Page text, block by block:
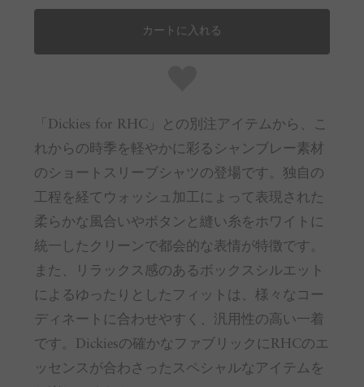
カートに入れる
「Dickies for RHC」との別注アイテムから、こ
れからの時季を軽やかに彩るシャンブレー素材
のショートスリーブシャツの登場です。独自の
工程を経てウォッシュ加工にょって表現された
柔らかな風合いやボタンと縫い糸をホワイトに
統一したクリーンで都会的な表情が特徴です。
また、リラックス感のあるボックスシルエット
によるゆったりとしたフィットは、様々なコー
ディネートに合わせやすく、汎用性の高い一着
です。Dickiesの確かなファブリックにRHCのエ
ッセンスが合わさったスペシャルなアイテムを